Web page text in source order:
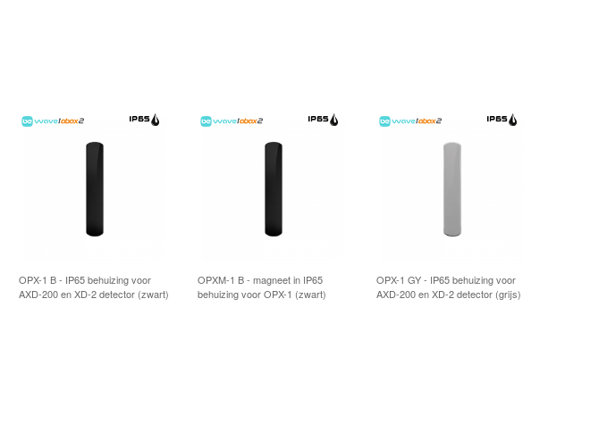
OPX-1 B - IP65 behuizing voor
AXD-200 en XD-2 detector (zwart)
OPXM-1 B - magneet in IP65
behuizing voor OPX-1 (zwart)
OPX-1 GY - IP65 behuizing voor
AXD-200 en XD-2 detector (grijs)